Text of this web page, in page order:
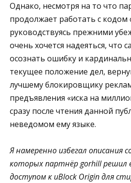
Однако, несмотря на то что
продолжает работать с кодом
руководствуясь прежними
очень хочется надеяться, что
осознать ошибку и
текущее положение дел,
лучшему блокировщику
предъявления «иска на
сразу после чтения данной
неведомом ему языке.
Я намеренно избегал описания
которых партнёр gorhill решил
доступом к uBlock Origin для